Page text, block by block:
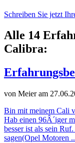
Schreiben Sie jetzt
Alle 14
Calibra:
von Meier am
Bin mit meinem Cali
Hab einen 96Â´iger
besser ist als sein
sagen(Opel Motoren